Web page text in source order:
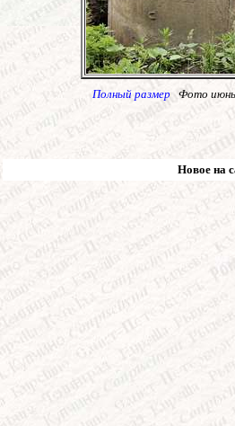
Полный размер Фото июнь
Новое на